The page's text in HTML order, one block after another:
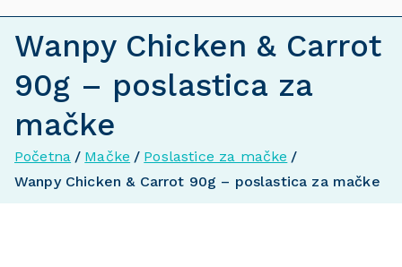
Wanpy Chicken & Carrot
90g – poslastica za
mačke
Početna Mačke
Poslastice za mačke
Wanpy Chicken & Carrot 90g – poslastica za mačke